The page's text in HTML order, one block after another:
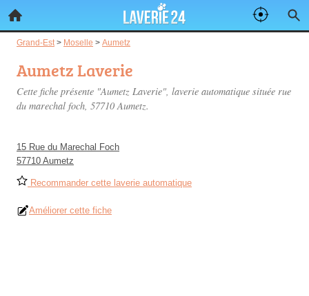
Grand-Est > Moselle > Aumetz
Aumetz Laverie
Cette fiche présente "Aumetz Laverie", laverie automatique située rue
du marechal foch, 57710 Aumetz.
15 Rue du Marechal Foch
57710 Aumetz
Recommander cette laverie automatique
Améliorer cette fiche